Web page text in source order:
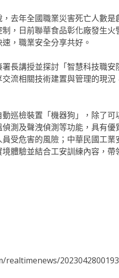
去年全國職業災害死亡人數
，日前聯華食品彰化廠發生
，職業安全分享共好。
長講授並探討「智慧科技職
流相關技術建置與管理的現
巡檢裝置「機器狗」，除了
測及聲洩偵測等功能，具有
受危害的風險；中華民國工
體驗並結合工安訓練內容，
realtimenews/